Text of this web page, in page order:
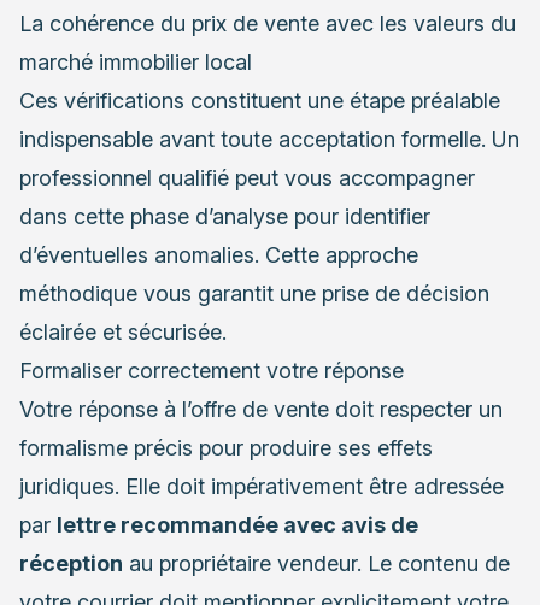
La cohérence du prix de vente avec les valeurs du
marché immobilier local
Ces vérifications constituent une étape préalable
indispensable avant toute acceptation formelle. Un
professionnel qualifié peut vous accompagner
dans cette phase d’analyse pour identifier
d’éventuelles anomalies. Cette approche
méthodique vous garantit une prise de décision
éclairée et sécurisée.
Formaliser correctement votre réponse
Votre réponse à l’offre de vente doit respecter un
formalisme précis pour produire ses effets
juridiques. Elle doit impérativement être adressée
par lettre recommandée avec avis de
réception au propriétaire vendeur. Le contenu de